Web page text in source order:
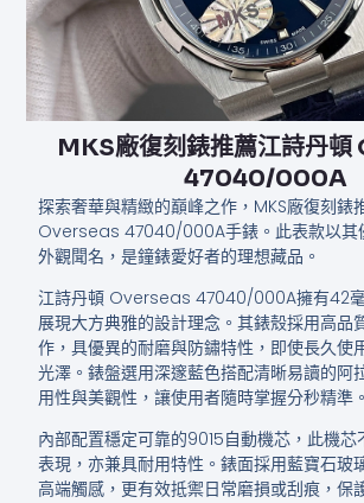
MKS廠復刻錶推薦江詩丹
47040/000A
探索奢華與精緻的巔峰之作，MKS廠復刻錶
Overseas 47040/000A手錶。此表款以其
外觀聞名，是鐘錶愛好者的理想藏品。
江詩丹頓 Overseas 47040/000A擁有42
展現大方典雅的設計理念。其錶殼採用高品
作，具優異的耐磨與防鏽特性，即使長久使
光澤。錶盤選用深邃藍色搭配清晰易讀的阿
用性與美觀性，讓使用者隨時掌握分秒精準。
內部配置穩定可靠的9015自動機芯，此機芯
表現，亦兼具耐用特性。錶面採用藍寶石玻
高端觸感，更有效抵禦日常磨損或刮痕，保